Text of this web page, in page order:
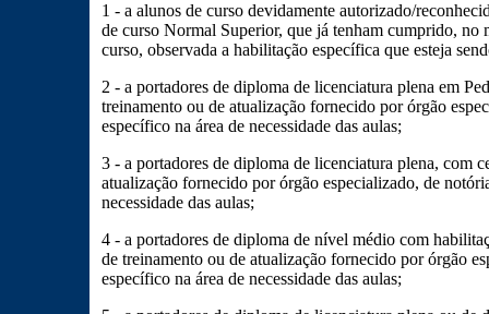
1 - a alunos de curso devidamente autorizado/
de curso Normal Superior, que já tenham cumprido,
curso, observada a habilitação específica que esteja
2 - a portadores de diploma de licenciatura plena em
treinamento ou de atualização fornecido por órgão
específico na área de necessidade das aulas;
3 - a portadores de diploma de licenciatura plena, com
atualização fornecido por órgão especializado, de
necessidade das aulas;
4 - a portadores de diploma de nível médio com
de treinamento ou de atualização fornecido por órgão
específico na área de necessidade das aulas;